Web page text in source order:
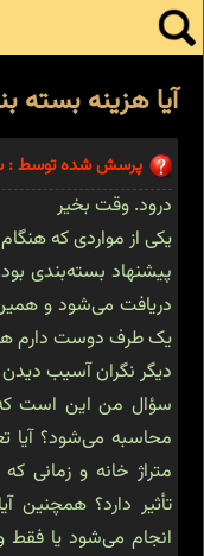
آیا هزینه بسته
پرسش شده توسط : سلیمی
درود. وقت بخیر
یکی از مواردی که
پیشنهاد بسته‌بندی
دریافت می‌شود و
یک طرف دوست دارم
دیگر نگران آسیب
سؤال من این است که
محاسبه می‌شود؟ آیا
متراژ خانه و
تأثیر دارد؟
انجام می‌شود یا
جستجو